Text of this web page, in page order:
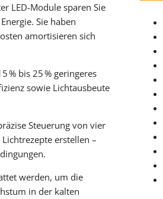
LED-Module sparen Sie
Sie haben
amortisieren sich
% bis 25 % geringeres
sowie Lichtausbeute
Steuerung von vier
erstellen –
werden, um die
in der kalten